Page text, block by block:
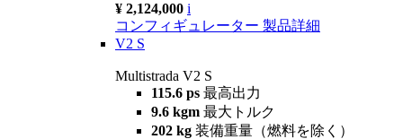
¥ 2,124,000 i
コンフィギュレーター 製品詳細
V2 S
Multistrada V2 S
115.6 ps 最高出力
9.6 kgm 最大トルク
202 kg 装備重量（燃料を除く）